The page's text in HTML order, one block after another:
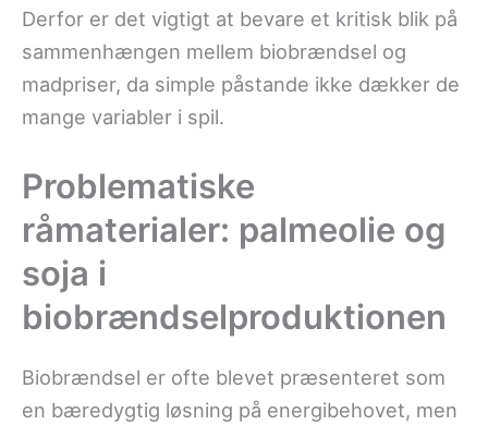
Derfor er det vigtigt at bevare et kritisk blik på
sammenhængen mellem biobrændsel og
madpriser, da simple påstande ikke dækker de
mange variabler i spil.
Problematiske
råmaterialer: palmeolie og
soja i
biobrændselproduktionen
Biobrændsel er ofte blevet præsenteret som
en bæredygtig løsning på energibehovet, men